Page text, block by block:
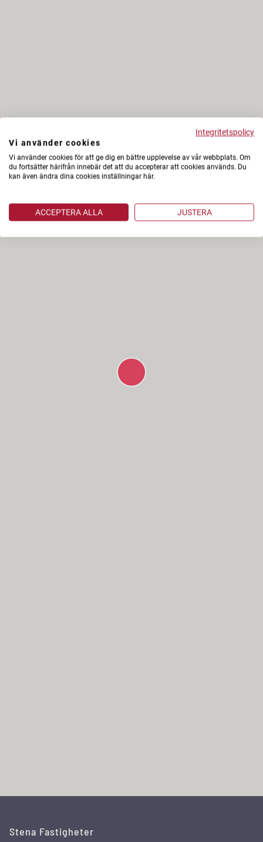
Stena Fastigheter
Integritetspolicy
Vi använder cookies
Vi använder cookies för att ge dig en bättre upplevelse av vår webbplats. Om
du fortsätter härifrån innebär det att du accepterar att cookies används. Du
kan även ändra dina cookies inställningar här.
ACCEPTERA ALLA JUSTERA